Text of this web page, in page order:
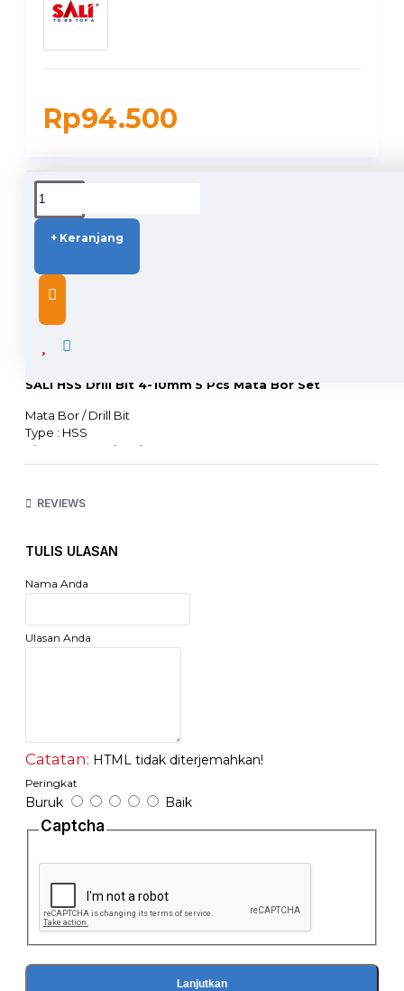
Rp94.500
+ Keranjang
DUKUNGAN PENGIRIMAN
DESCRIPTION
SALI HSS Drill Bit 4-10mm 5 Pcs Mata Bor Set
Mata Bor / Drill Bit
Type : HSS
Size : 4,5,6,8,10 (mm)
Jumlah: 5 Pcs
REVIEWS
TULIS ULASAN
Nama Anda
Ulasan Anda
Catatan: HTML tidak diterjemahkan!
Peringkat
Buruk Baik
Captcha
Lanjutkan